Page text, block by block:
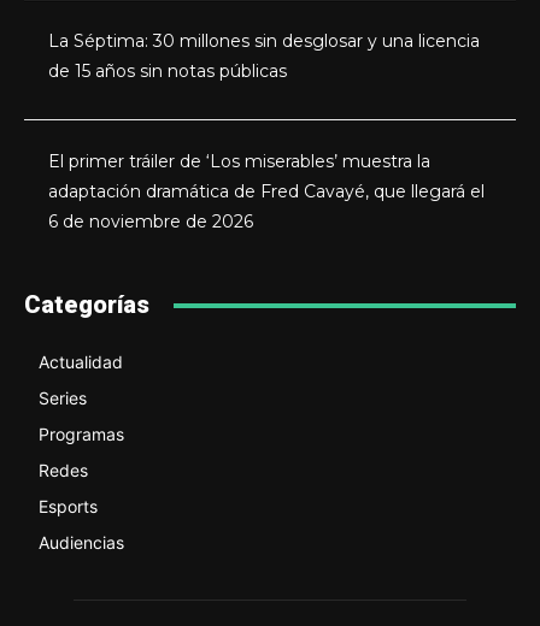
La Séptima: 30 millones sin desglosar y una licencia
de 15 años sin notas públicas
El primer tráiler de ‘Los miserables’ muestra la
adaptación dramática de Fred Cavayé, que llegará el
6 de noviembre de 2026
Categorías
Actualidad
Series
Programas
Redes
Esports
Audiencias